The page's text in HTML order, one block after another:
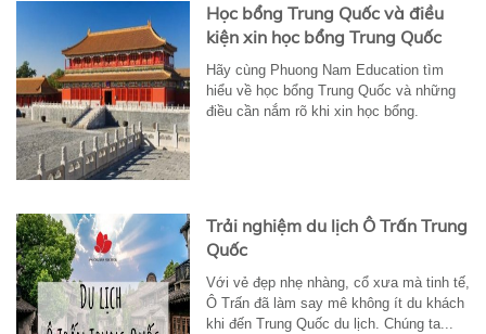
Học bổng Trung Quốc và điều
kiện xin học bổng Trung Quốc
Hãy cùng Phuong Nam Education tìm
hiểu về học bổng Trung Quốc và những
điều cần nắm rõ khi xin học bổng.
Trải nghiệm du lịch Ô Trấn Trung
Quốc
Với vẻ đẹp nhẹ nhàng, cổ xưa mà tinh tế,
Ô Trấn đã làm say mê không ít du khách
khi đến Trung Quốc du lịch. Chúng ta...